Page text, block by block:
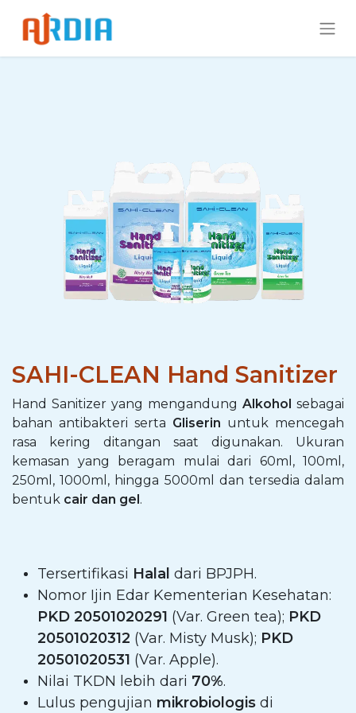
SAHI-CLEAN Hand Sanitizer
Hand Sanitizer yang mengandung Alkohol sebagai
bahan antibakteri serta Gliserin untuk mencegah
rasa kering ditangan saat digunakan. Ukuran
kemasan yang beragam mulai dari 60ml, 100ml,
250ml, 1000ml, hingga 5000ml dan tersedia dalam
bentuk cair dan gel.
Tersertifikasi Halal dari BPJPH.
Nomor Ijin Edar Kementerian Kesehatan:
PKD 20501020291 (Var. Green tea); PKD
20501020312 (Var. Misty Musk); PKD
20501020531 (Var. Apple).
Nilai TKDN lebih dari 70%.
Lulus pengujian mikrobiologis di